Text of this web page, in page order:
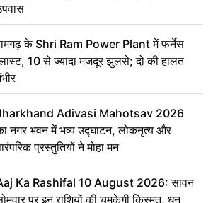
के Shri Ram Power Plant में फर्नेस
10 से ज्यादा मजदूर झुलसे; दो की हालत
Adivasi Mahotsav 2026
नगर भवन में भव्य उद्घाटन, लोकनृत्य और
प्रस्तुतियों ने मोहा मन
Ka Rashifal 10 August 2026: सावन
पर इन राशियों की चमकेगी किस्मत, धन